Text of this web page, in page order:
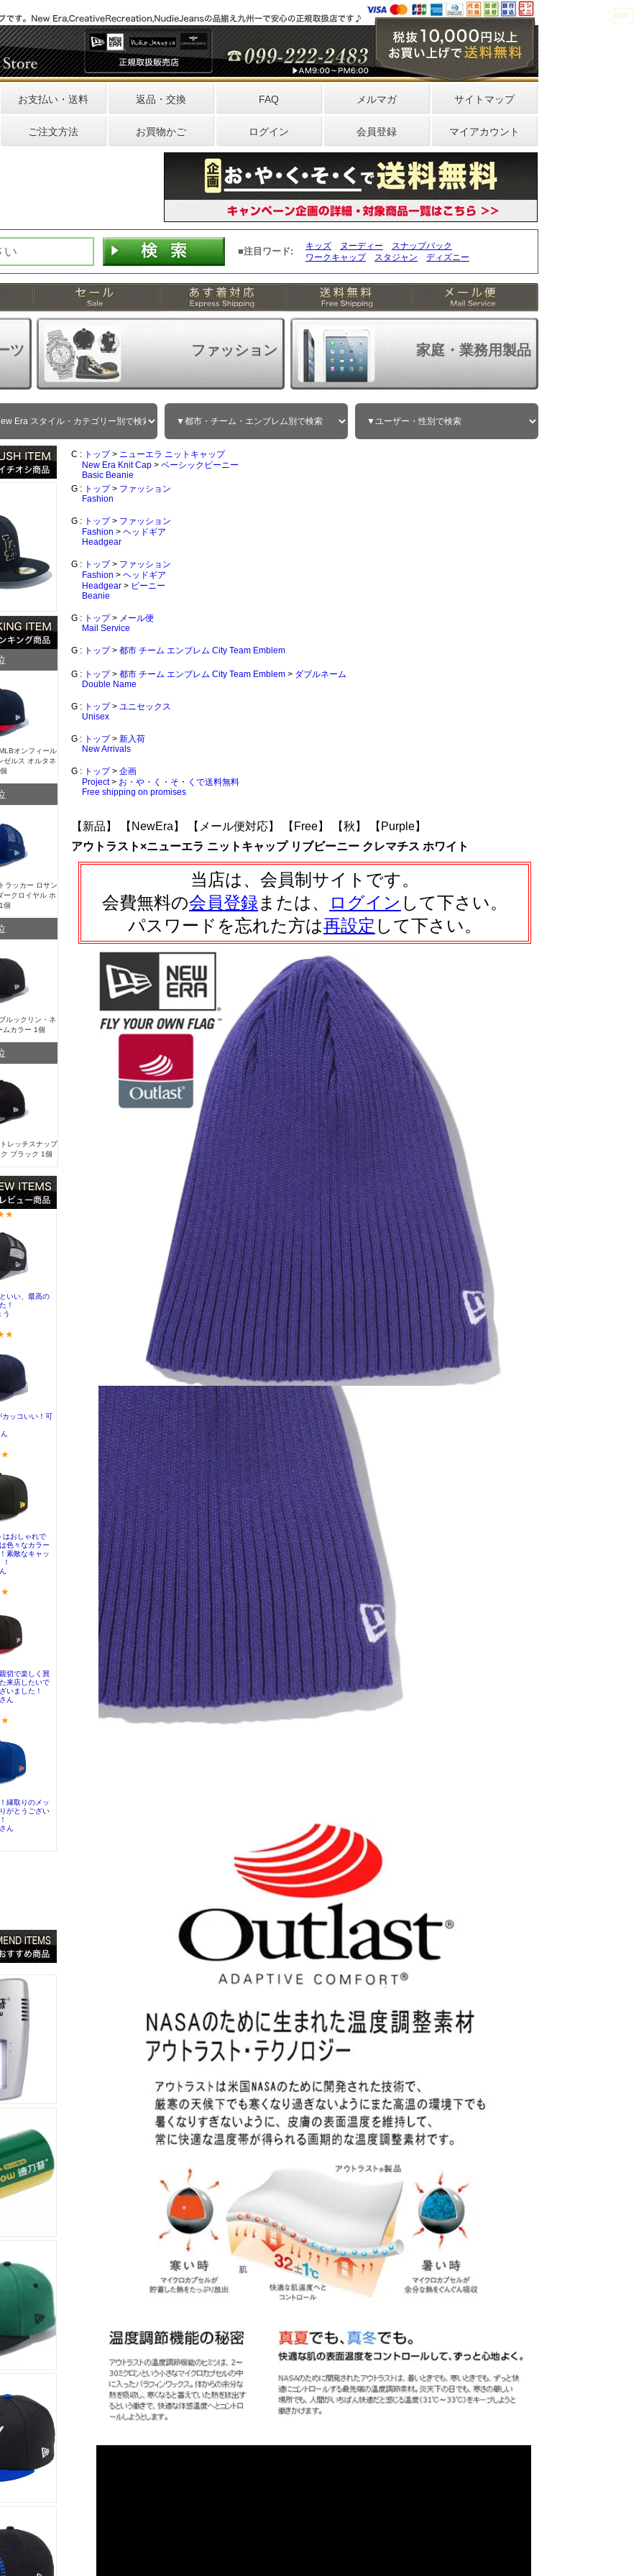
お支払い・送料 返品・交換 FAQ メルマガ サイトマップ
ご注文方法 お買物かご ログイン 会員登録 マイアカウント
■注目ワード: キッズ ヌーディー
スナップバック
ワークキャップ
スタジャン ディズニー
ツ ファッション 家庭・業務用製品
オンフィール
ゼルス オルタネ
ラッカー ロサン
ークロイヤル ホ
個
ルックリン・ネ
ムカラー 1個
レッチスナップ
ブラック 1個
C : トップ> ニューエラ ニットキャップ
New Era Knit Cap > ベーシックビーニー
Basic Beanie
G : トップ> ファッション
Fashion
G : トップ> ファッション
Fashion > ヘッドギア
Headgear
G : トップ> ファッション
Fashion > ヘッドギア
Headgear > ビーニー
Beanie
G : トップ> メール便
Mail Service
G : トップ> 都市 チーム エンブレム City Team Emblem
G : トップ> 都市 チーム エンブレム City Team Emblem > ダブルネーム
Double Name
G : トップ> ユニセックス
Unisex
G : トップ> 新入荷
New Arrivals
G : トップ> 企画
Project> お・や・く・そ・くで送料無料
Free shipping on promises
【新品】 【NewEra】 【メール便対応】 【Free】 【秋】
【Purple】
アウトラスト×ニューエラ ニットキャップ リブビーニー クレマチス ホワイト
当店は、会員制サイトです。
会費無料の会員登録または、 ログイン して下さい。
パスワードを忘れた方は再設定 して下さい。
33件
4件
0件